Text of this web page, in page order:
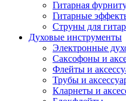
Гитарная
Гитарные
Струны для гитар
Духовые инструменты
Электронные
Саксофоны и
Флейты и
Трубы и
Кларнеты и